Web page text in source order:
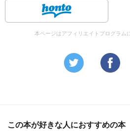
本ページはアフィリエイトプログラム
この本が好きな人におすすめの本